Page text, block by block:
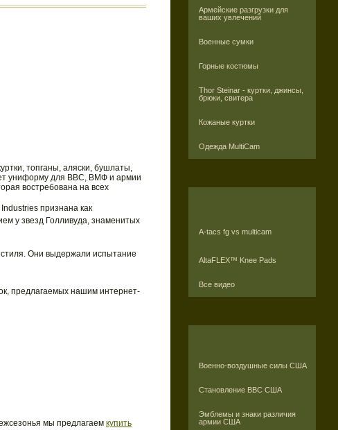
Армейские разгрузки для
ваших увлечений
Военные сумки
Горные костюмы
Thor Steinar - куртки, джинсы,
брюки, свитера
Кожаные куртки
Одежда MultiCam
A-tacs fg vs multicam
AltaFLEX™ Knee Pads
Все видео
Военно-воздушные силы США
Становление ВВС США
Эмблемы и знаки различия
армии США
топганы, аляски, бушлаты,
униформу для ВВС, ВМФ и армии
востребована на всех
признана как
у звезд Голливуда, знаменитых
Они выдержали испытание
предлагаемых нашим интернет-
мы предлагаем купить